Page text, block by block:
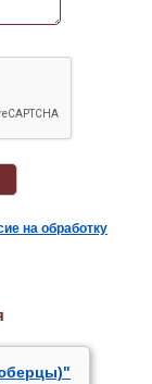
на обработку